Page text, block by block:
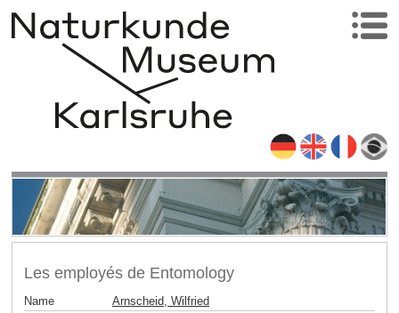
Les employés de Entomology
Name
Arnscheid, Wilfried